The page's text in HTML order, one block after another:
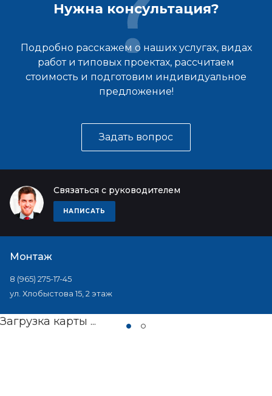
Нужна консультация?
Подробно расскажем о наших услугах, видах
работ и типовых проектах, рассчитаем
стоимость и подготовим индивидуальное
предложение!
Задать вопрос
Связаться с руководителем
НАПИСАТЬ
Монтаж
8 (965) 275-17-45
ул. Хлобыстова 15, 2 этаж
Загрузка карты ...